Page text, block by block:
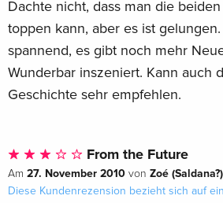
Dachte nicht, dass man die
toppen kann, aber es ist
spannend, es gibt noch mehr
Wunderbar inszeniert. Kann auch
Geschichte sehr empfehlen.
From the Future
Am 27. November 2010 von Zoé (Saldana?)
Diese Kundenrezension bezieht sich auf